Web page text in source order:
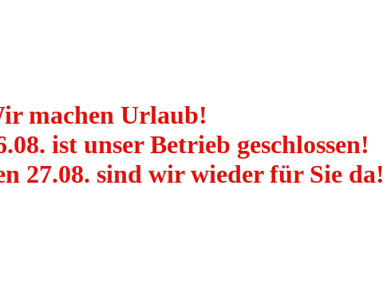
machen Urlaub!
ist unser Betrieb geschlossen!
27.08. sind wir wieder für Sie da!